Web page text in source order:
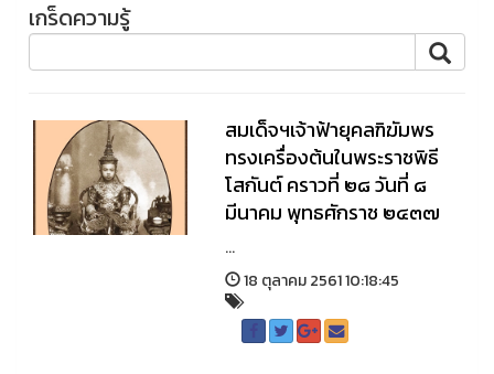
เกร็ดความรู้
สมเด็จฯเจ้าฟ้ายุคลฑิฆัมพร
ทรงเครื่องต้นในพระราชพิธี
โสกันต์ คราวที่ ๒๘ วันที่ ๘
มีนาคม พุทธศักราช ๒๔๓๗
...
18 ตุลาคม 2561 10:18:45